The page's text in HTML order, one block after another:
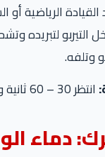
القيادة الرياضية
انتظر 30 – 60 ثانية والسيارة دائرة (Idle) قبل إطفاء المحرك.